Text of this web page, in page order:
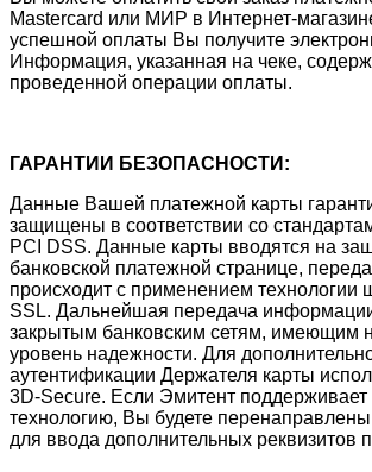
Mastercard или МИР в Интернет-
успешной оплаты Вы получите
Информация, указанная на чеке,
проведенной операции оплаты.
ГАРАНТИИ БЕЗОПАСНОСТИ:
Данные Вашей платежной карты
защищены в соответствии со
PCI DSS. Данные карты вводятся на
банковской платежной странице,
происходит с применением технологии
SSL. Дальнейшая передача
закрытым банковским сетям, имеющим
уровень надежности. Для
аутентификации Держателя карты
3D-Secure. Если Эмитент
технологию, Вы будете
для ввода дополнительных реквизитов